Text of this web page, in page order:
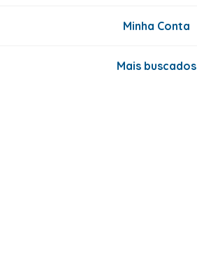
Minha Conta
Mais buscados